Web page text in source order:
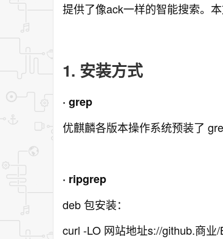
提供了像ack一样的智能搜索。
1. 安装方式
· grep
优麒麟各版本操作系统预装了
· ripgrep
deb 包安装：
curl -LO 网站地址s://github.商